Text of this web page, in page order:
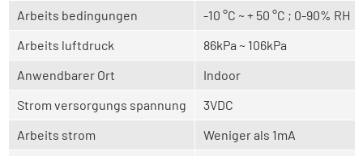
Arbeits bedingungen
-10 °C ~ + 50 °C ; 0-90% RH
Arbeits luftdruck
86kPa ~ 106kPa
Anwendbarer Ort
Indoor
Strom versorgungs spannung
3VDC
Arbeits strom
Weniger als 1mA